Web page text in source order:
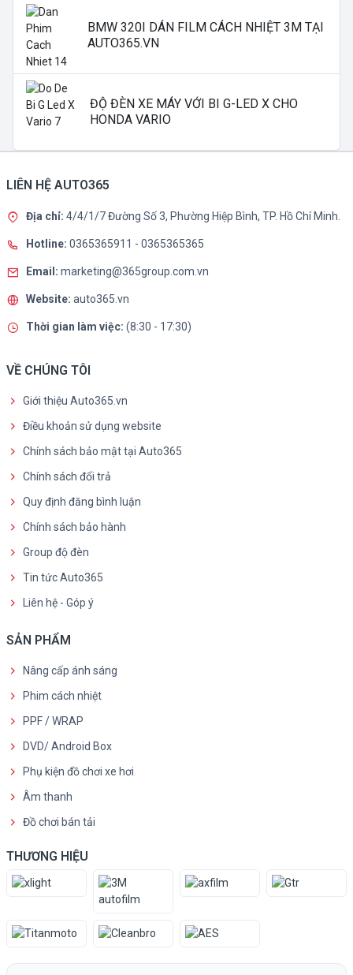
BMW 320I DÁN FILM CÁCH NHIỆT 3M TẠI
AUTO365.VN
ĐỘ ĐÈN XE MÁY VỚI BI G-LED X CHO
HONDA VARIO
LIÊN HỆ AUTO365
Địa chỉ: 4/4/1/7 Đường Số 3, Phường Hiệp Bình, TP. Hồ Chí Minh.
Hotline: 0365365911 - 0365365365
Email: marketing@365group.com.vn
Website: auto365.vn
Thời gian làm việc: (8:30 - 17:30)
VỀ CHÚNG TÔI
Giới thiệu Auto365.vn
Điều khoản sử dụng website
Chính sách bảo mật tại Auto365
Chính sách đổi trả
Quy định đăng bình luận
Chính sách bảo hành
Group độ đèn
Tin tức Auto365
Liên hệ - Góp ý
SẢN PHẨM
Nâng cấp ánh sáng
Phim cách nhiệt
PPF / WRAP
DVD/ Android Box
Phụ kiện đồ chơi xe hơi
Âm thanh
Đồ chơi bán tải
THƯƠNG HIỆU